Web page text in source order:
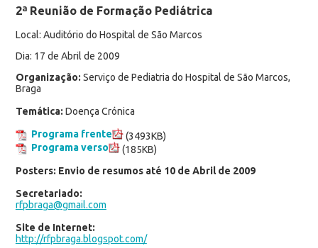
2ª Reunião de Formação Pediátrica
Local: Auditório do Hospital de São Marcos
Dia: 17 de Abril de 2009
Organização: Serviço de Pediatria do Hospital de São Marcos,
Braga
Temática: Doença Crónica
Programa frente
(3493KB)
Programa verso
(185KB)
Posters: Envio de resumos até 10 de Abril de 2009
Secretariado:
rfpbraga@gmail.com
Site de Internet:
http://rfpbraga.blogspot.com/